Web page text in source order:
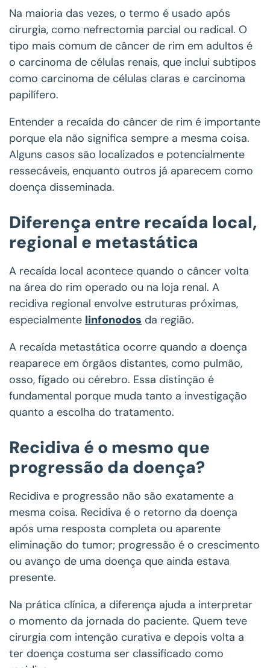
Na maioria das vezes, o termo é usado após
cirurgia, como nefrectomia parcial ou radical. O
tipo mais comum de câncer de rim em adultos é
o carcinoma de células renais, que inclui subtipos
como carcinoma de células claras e carcinoma
papilífero.
Entender a recaída do câncer de rim é importante
porque ela não significa sempre a mesma coisa.
Alguns casos são localizados e potencialmente
ressecáveis, enquanto outros já aparecem como
doença disseminada.
Diferença entre recaída local,
regional e metastática
A recaída local acontece quando o câncer volta
na área do rim operado ou na loja renal. A
recidiva regional envolve estruturas próximas,
especialmente linfonodos da região.
A recaída metastática ocorre quando a doença
reaparece em órgãos distantes, como pulmão,
osso, fígado ou cérebro. Essa distinção é
fundamental porque muda tanto a investigação
quanto a escolha do tratamento.
Recidiva é o mesmo que
progressão da doença?
Recidiva e progressão não são exatamente a
mesma coisa. Recidiva é o retorno da doença
após uma resposta completa ou aparente
eliminação do tumor; progressão é o crescimento
ou avanço de uma doença que ainda estava
presente.
Na prática clínica, a diferença ajuda a interpretar
o momento da jornada do paciente. Quem teve
cirurgia com intenção curativa e depois volta a
ter doença costuma ser classificado como